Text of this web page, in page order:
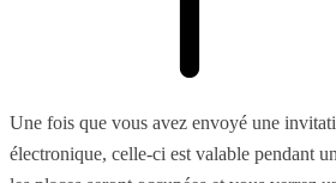
Une fois que vous avez envoyé une
électronique, celle-ci est valable pendant